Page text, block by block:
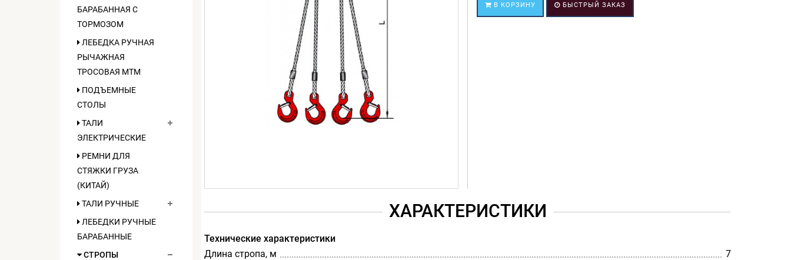
БАРАБАННАЯ С
ТОРМОЗОМ
ЛЕБЕДКА РУЧНАЯ
РЫЧАЖНАЯ
ТРОСОВАЯ МТМ
ПОДЪЕМНЫЕ
СТОЛЫ
ТАЛИ
ЭЛЕКТРИЧЕСКИЕ
РЕМНИ ДЛЯ
СТЯЖКИ ГРУЗА
(КИТАЙ)
ТАЛИ РУЧНЫЕ
ЛЕБЕДКИ РУЧНЫЕ
БАРАБАННЫЕ
СТРОПЫ
В КОРЗИНУ БЫСТРЫЙ ЗАКАЗ
ХАРАКТЕРИСТИКИ
Технические характеристики
Длина стропа, м
7